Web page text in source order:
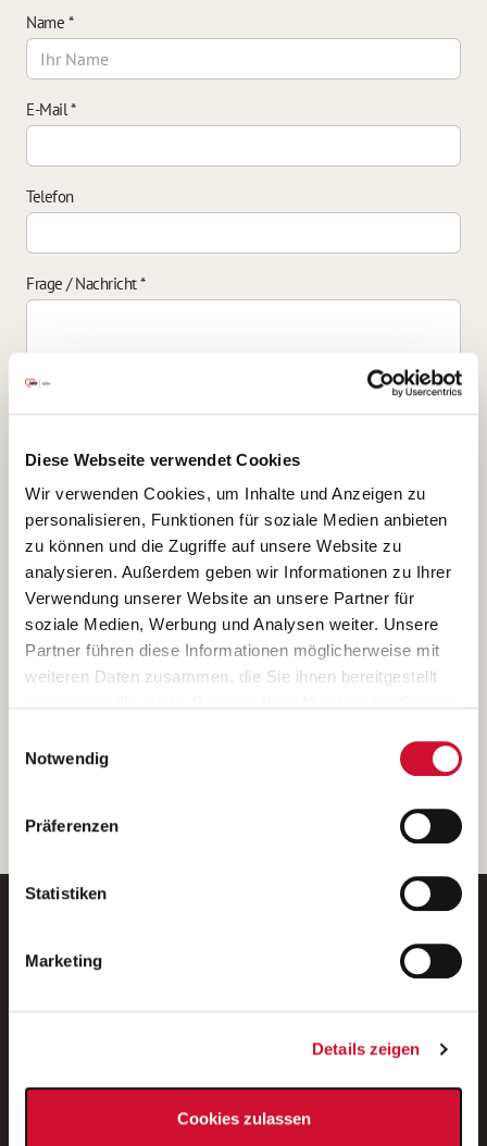
Diese Webseite verwendet Cookies
Wir verwenden Cookies, um Inhalte und Anzeigen zu
personalisieren, Funktionen für soziale Medien anbieten
zu können und die Zugriffe auf unsere Website zu
analysieren. Außerdem geben wir Informationen zu Ihrer
Verwendung unserer Website an unsere Partner für
soziale Medien, Werbung und Analysen weiter. Unsere
Partner führen diese Informationen möglicherweise mit
weiteren Daten zusammen, die Sie ihnen bereitgestellt
Wenn Sie auf „Cookies zulassen“ klicken, so stimmen
Sie der Speicherung sämtlicher Cookies zu. Sie können
Ihre Einwilligung selbstverständlich jederzeit widerrufen,
indem Sie die Cookie-Einstellungen aufrufen und diese
unserer
Notwendig
Präferenzen
Statistiken
Marketing
Details zeigen
Cookies zulassen
Name *
E-Mail*
Telefon
Frage / Nachricht*
Ich bin damit einverstanden, dass meine personenbezogenen Daten
ausschließlich zum Zweck der Durchführung der Kontaktanfrage
verarbeitet, auf IT- Systemen der Garitz Bewirtschaftungsbetriebe
GmbH, Heinrich-von-Kleist-Straße 2, 97688 Bad Kissingen
(Betreiber) gespeichert und an die für das Stellenangebot
verantwortliche Stelle zur Kontaktaufnahme weitergegeben
werden.
Diese Einwilligungserklärung kann ich jederzeit gegenüber dem
Weitere Details können Sie der
entnehmen.
E-Mail-Adresse eintragen